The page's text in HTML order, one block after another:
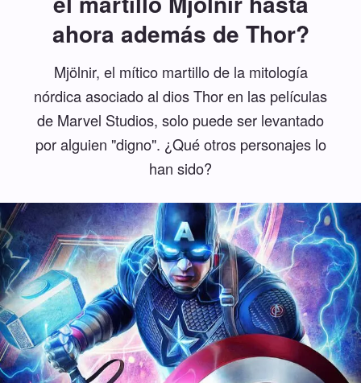
ahora además de Thor?
Mjölnir, el mítico martillo de la mitología
nórdica asociado al dios Thor en las películas
de Marvel Studios, solo puede ser levantado
por alguien "digno". ¿Qué otros personajes lo
han sido?